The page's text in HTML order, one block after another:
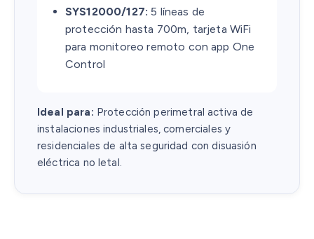
SYS12000/127: 5 líneas de
protección hasta 700m, tarjeta WiFi
para monitoreo remoto con app One
Control
Ideal para: Protección perimetral activa de
instalaciones industriales, comerciales y
residenciales de alta seguridad con disuasión
eléctrica no letal.